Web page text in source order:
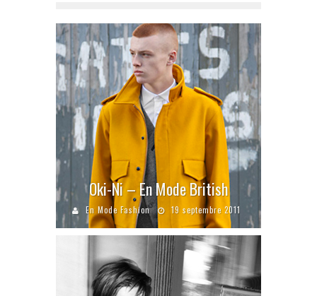
Oki-Ni – En Mode British
En Mode Fashion 19 septembre 2011